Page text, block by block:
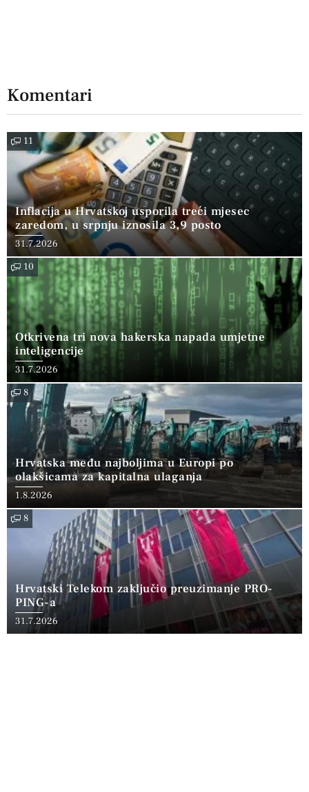
Komentari
11
Inflacija u Hrvatskoj usporila treći mjesec
zaredom, u srpnju iznosila 3,9 posto
31.7.2026
10
Otkrivena tri nova hakerska napada umjetne
inteligencije
31.7.2026
8
Hrvatska među najboljima u Europi po
olakšicama za kapitalna ulaganja
1.8.2026
8
Hrvatski Telekom zaključio preuzimanje PRO-
PING-a
31.7.2026